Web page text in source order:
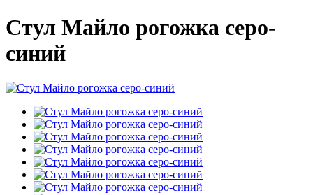
Стул Майло рогожка серо-
синий